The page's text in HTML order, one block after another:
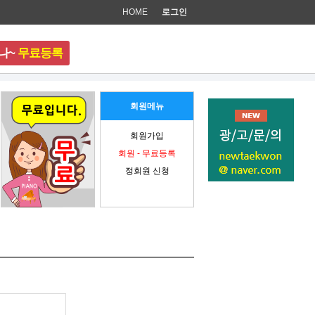
로그인
HOME
~ 무료등록
회원메뉴
회원가입
회원 - 무료등록
정회원 신청